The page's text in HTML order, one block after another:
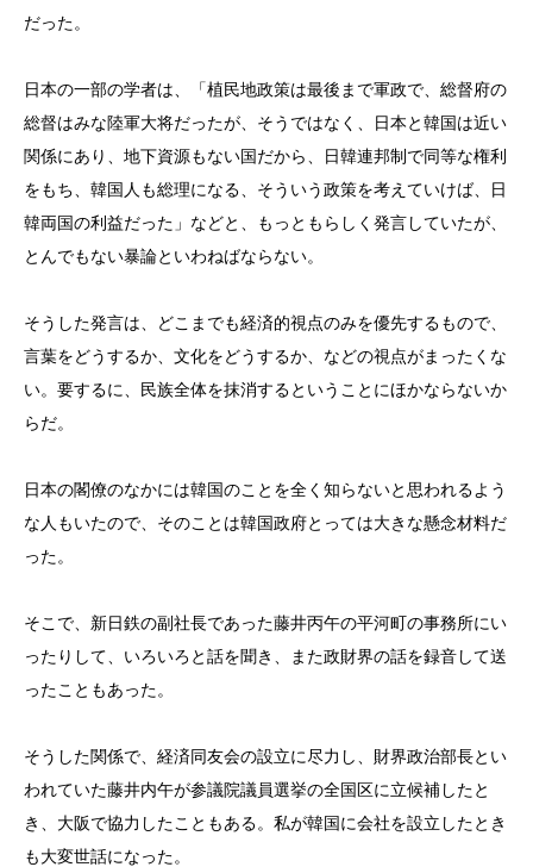
だった。
日本の一部の学者は、「植民地政策は最後まで軍政で、総督府の
総督はみな陸軍大将だったが、そうではなく、日本と韓国は近い
関係にあり、地下資源もない国だから、日韓連邦制で同等な権利
をもち、韓国人も総理になる、そういう政策を考えていけば、日
韓両国の利益だった」などと、もっともらしく発言していたが、
とんでもない暴論といわねばならない。
そうした発言は、どこまでも経済的視点のみを優先するもので、
言葉をどうするか、文化をどうするか、などの視点がまったくな
い。要するに、民族全体を抹消するということにほかならないか
らだ。
日本の閣僚のなかには韓国のことを全く知らないと思われるよう
な人もいたので、そのことは韓国政府とっては大きな懸念材料だ
った。
そこで、新日鉄の副社長であった藤井丙午の平河町の事務所にい
ったりして、いろいろと話を聞き、また政財界の話を録音して送
ったこともあった。
そうした関係で、経済同友会の設立に尽力し、財界政治部長とい
われていた藤井内午が参議院議員選挙の全国区に立候補したと
き、大阪で協力したこともある。私が韓国に会社を設立したとき
も大変世話になった。